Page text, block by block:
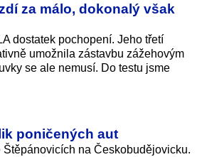
za málo, dokonalý však
dostatek pochopení. Jeho třetí
umožnila zástavbu zážehovým
se ale nemusí. Do testu jsme
poničených aut
na Českobudějovicku.